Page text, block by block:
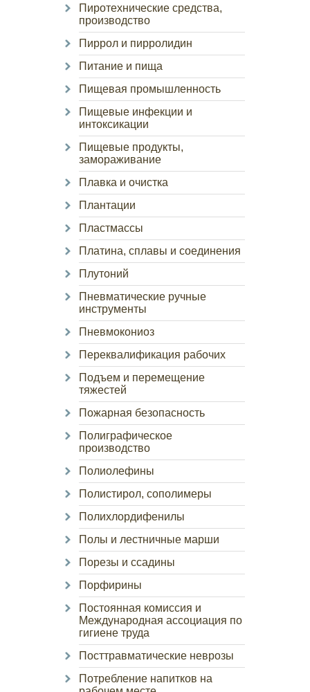
Пиротехнические средства,
производство
Пиррол и пирролидин
Питание и пища
Пищевая промышленность
Пищевые инфекции и
интоксикации
Пищевые продукты,
замораживание
Плавка и очистка
Плантации
Пластмассы
Платина, сплавы и соединения
Плутоний
Пневматические ручные
инструменты
Пневмокониоз
Переквалификация рабочих
Подъем и перемещение
тяжестей
Пожарная безопасность
Полиграфическое
производство
Полиолефины
Полистирол, сополимеры
Полихлордифенилы
Полы и лестничные марши
Порезы и ссадины
Порфирины
Постоянная комиссия и
Международная ассоциация по
гигиене труда
Посттравматические неврозы
Потребление напитков на